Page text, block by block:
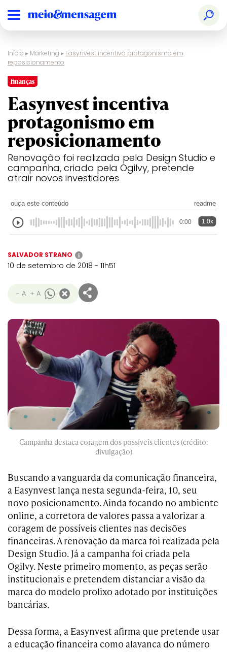
Início ▸ Marketing ▸ Easynvest incentiva protagonismo em
reposicionamento
finanças
Easynvest incentiva
protagonismo em
reposicionamento
Renovação foi realizada pela Design Studio e
campanha, criada pela Ogilvy, pretende
atrair novos investidores
ouça este conteúdo readme
0:00 1.0x
SALVADOR STRANO i
10 de setembro de 2018 - 11h51
- A + A
Campanha destaca coragem dos possíveis clientes (crédito:
divulgação)
Buscando a vanguarda da comunicação financeira,
a Easynvest lança nesta segunda-feira, 10, seu
novo posicionamento. Ainda focando no ambiente
online, a corretora de valores passa a valorizar a
coragem de possíveis clientes nas decisões
financeiras. A renovação da marca foi realizada pela
Design Studio. Já a campanha foi criada pela
Ogilvy. Neste primeiro momento, as peças serão
institucionais e pretendem distanciar a visão da
marca do modelo prolixo adotado por instituições
bancárias.
Dessa forma, a Easynvest afirma que pretende usar
a educação financeira como alavanca do número